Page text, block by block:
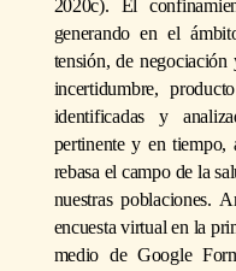
2020c). El
generando en el
tensión, de
incertidumbre,
identificadas y
pertinente y en tiempo,
rebasa el campo de la
nuestras poblaciones.
encuesta virtual en la
medio de Google